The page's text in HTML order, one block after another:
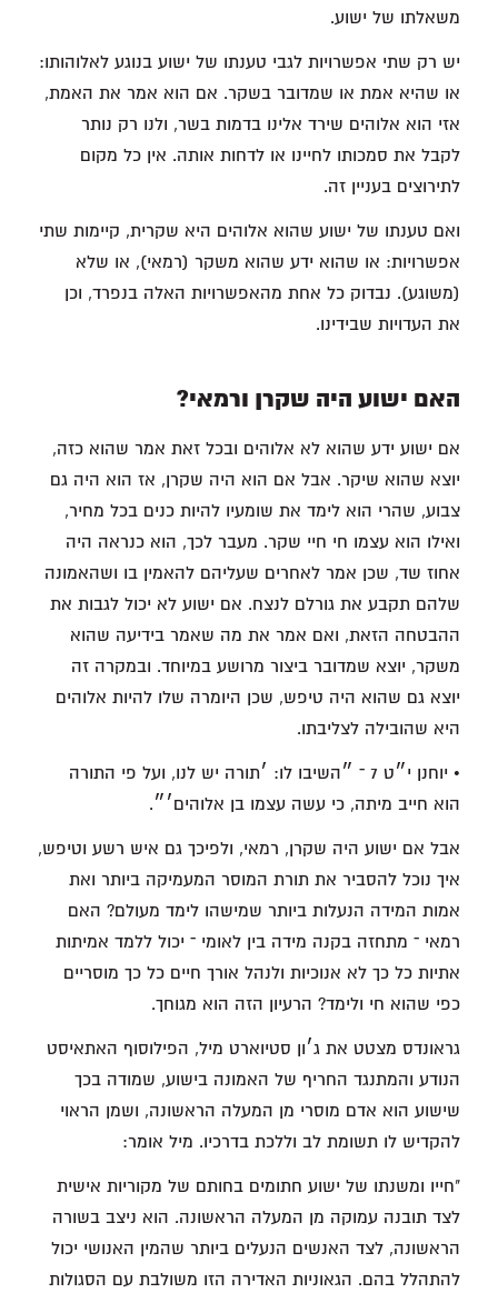
משאלתו של ישוע.
יש רק שתי אפשרויות לגבי טענתו של ישוע בנוגע לאלוהותו:
או שהיא אמת או שמדובר בשקר. אם הוא אמר את האמת,
אזי הוא אלוהים שירד אלינו בדמות בשר, ולנו רק נותר
לקבל את סמכותו לחיינו או לדחות אותה. אין כל מקום
לתירוצים בעניין זה.
ואם טענתו של ישוע שהוא אלוהים היא שקרית, קיימות שתי
אפשרויות: או שהוא ידע שהוא משקר (רמאי), או שלא
(משוגע). נבדוק כל אחת מהאפשרויות האלה בנפרד, וכן
את העדויות שבידינו.
האם ישוע היה שקרן ורמאי?
אם ישוע ידע שהוא לא אלוהים ובכל זאת אמר שהוא כזה,
יוצא שהוא שיקר. אבל אם הוא היה שקרן, אז הוא היה גם
צבוע, שהרי הוא לימד את שומעיו להיות כנים בכל מחיר,
ואילו הוא עצמו חי חיי שקר. מעבר לכך, הוא כנראה היה
אחוז שד, שכן אמר לאחרים שעליהם להאמין בו ושהאמונה
שלהם תקבע את גורלם לנצח. אם ישוע לא יכול לגבות את
ההבטחה הזאת, ואם אמר את מה שאמר בידיעה שהוא
משקר, יוצא שמדובר ביצור מרושע במיוחד. ובמקרה זה
יוצא גם שהוא היה טיפש, שכן היומרה שלו להיות אלוהים
היא שהובילה לצליבתו.
• יוחנן י״ט 7 ־ ״השיבו לו: ׳תורה יש לנו, ועל פי התורה
הוא חייב מיתה, כי עשה עצמו בן אלוהים׳״.
אבל אם ישוע היה שקרן, רמאי, ולפיכך גם איש רשע וטיפש,
איך נוכל להסביר את תורת המוסר המעמיקה ביותר ואת
אמות המידה הנעלות ביותר שמישהו לימד מעולם? האם
רמאי ־ מתחזה בקנה מידה בין לאומי ־ יכול ללמד אמיתות
אתיות כל כך לא אנוכיות ולנהל אורך חיים כל כך מוסריים
כפי שהוא חי ולימד? הרעיון הזה הוא מגוחך.
גראונדס מצטט את ג׳ון סטיוארט מיל, הפילוסוף האתאיסט
הנודע והמתנגד החריף של האמונה בישוע, שמודה בכך
שישוע הוא אדם מוסרי מן המעלה הראשונה, ושמן הראוי
להקדיש לו תשומת לב וללכת בדרכיו. מיל אומר:
"חייו ומשנתו של ישוע חתומים בחותם של מקוריות אישית
לצד תובנה עמוקה מן המעלה הראשונה. הוא ניצב בשורה
הראשונה, לצד האנשים הנעלים ביותר שהמין האנושי יכול
להתהלל בהם. הגאוניות האדירה הזו משולבת עם הסגולות